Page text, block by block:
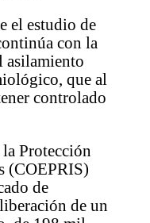
el estudio de
con la
asilamiento
que al
controlado
Protección
(COEPRIS)
de
de un